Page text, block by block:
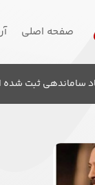
صفحه اصلی
ساماندهی ثبت